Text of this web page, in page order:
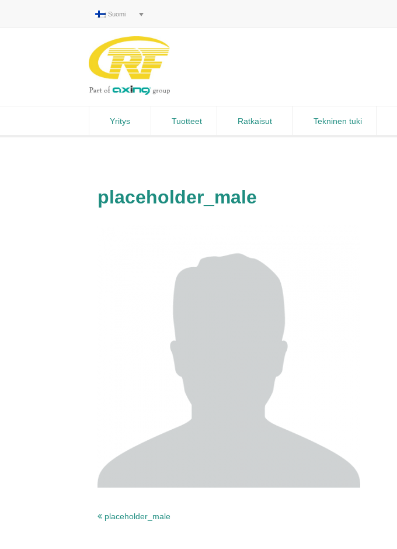
Suomi
Yritys Tuotteet Ratkaisut Tekninen tuki
placeholder_male
placeholder_male